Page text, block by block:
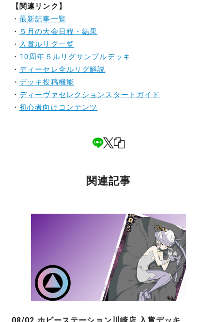
【関連リンク】
・最新記事一覧
・
５月の大会日程・結果
・ 入賞ルリグ一覧
・ 10周年５ルリグサンプルデッキ
・ ディーセレ全ルリグ解説
・ デッキ投稿機能
・ ディーヴァセレクションスタートガイド
・初心者向けコンテンツ
関連記事